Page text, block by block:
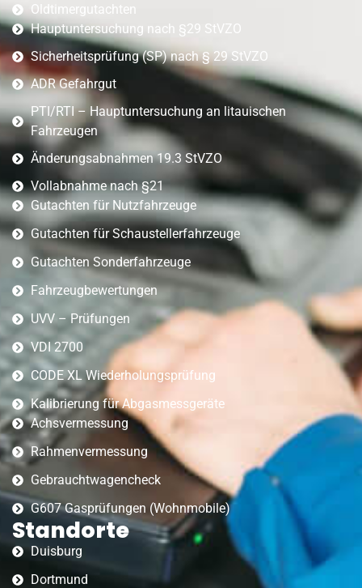
Oldtimergutachten
Hauptuntersuchung nach §29 StVZO
Sicherheitsprüfung (SP) nach § 29 StVZO
ADR Gefahrgut
PTI/RTI – Hauptuntersuchung an litauischen
Fahrzeugen
Änderungsabnahmen 19.3 StVZO
Vollabnahme nach §21
Gutachten für Nutzfahrzeuge
Gutachten für Schaustellerfahrzeuge
Gutachten Sonderfahrzeuge
Fahrzeugbewertungen
UVV – Prüfungen
VDI 2700
CODE XL Wiederholungsprüfung
Kalibrierung für Abgasmessgeräte
Achsvermessung
Rahmenvermessung
Gebrauchtwagencheck
G607 Gasprüfungen (Wohnmobile)
Standorte
Duisburg
Dortmund